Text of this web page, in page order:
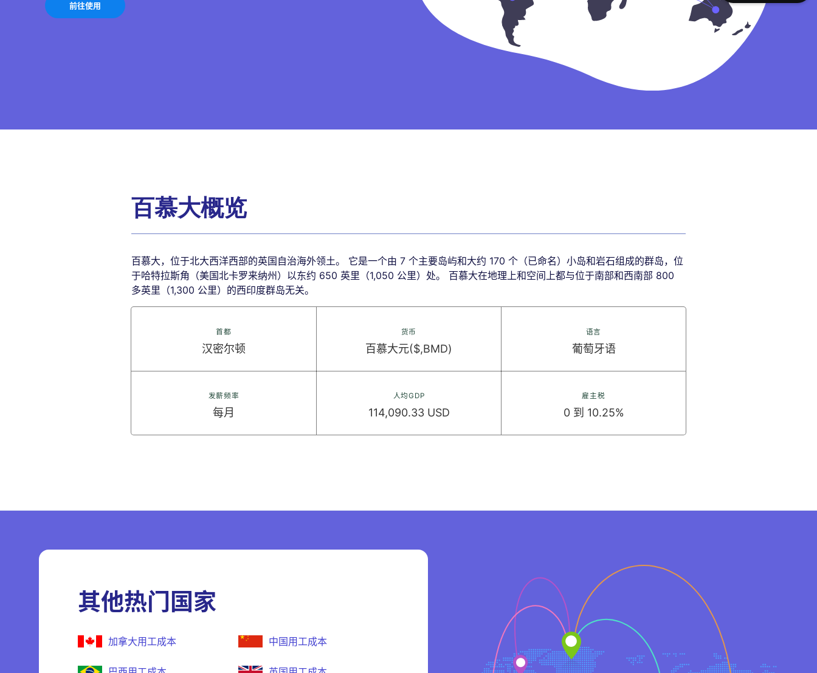
前往使用
百慕大概览
百慕大，位于北大西洋西部的英国自治海外领土。 它是一个由 7 个主要岛屿和大约 170 个（已命名）小岛和岩石组成的群岛，位
于哈特拉斯角（美国北卡罗来纳州）以东约 650 英里（1,050 公里）处。 百慕大在地理上和空间上都与位于南部和西南部 800
多英里（1,300 公里）的西印度群岛无关。
首都
汉密尔顿
货币
百慕大元($,BMD)
语言
葡萄牙语
发薪频率
每月
人均GDP
114,090.33 USD
雇主税
0 到 10.25%
其他热门国家
加拿大用工成本 中国用工成本